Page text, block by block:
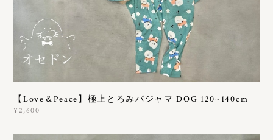
【Love＆Peace】極上とろみパジャマ DOG 120~140cm
¥2,600